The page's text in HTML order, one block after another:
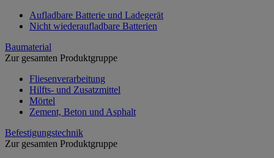
Aufladbare Batterie und Ladegerät
Nicht wiederaufladbare Batterien
Baumaterial
Zur gesamten Produktgruppe
Fliesenverarbeitung
Hilfts- und Zusatzmittel
Mörtel
Zement, Beton und Asphalt
Befestigungstechnik
Zur gesamten Produktgruppe